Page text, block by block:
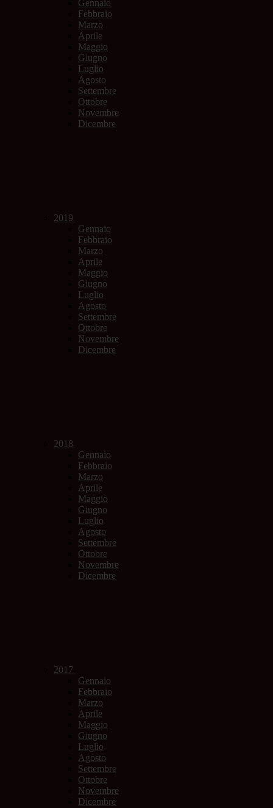
Gennaio
Febbraio
Marzo
Aprile
Maggio
Giugno
Luglio
Agosto
Settembre
Ottobre
Novembre
Dicembre
2019
Gennaio
Febbraio
Marzo
Aprile
Maggio
Giugno
Luglio
Agosto
Settembre
Ottobre
Novembre
Dicembre
2018
Gennaio
Febbraio
Marzo
Aprile
Maggio
Giugno
Luglio
Agosto
Settembre
Ottobre
Novembre
Dicembre
2017
Gennaio
Febbraio
Marzo
Aprile
Maggio
Giugno
Luglio
Agosto
Settembre
Ottobre
Novembre
Dicembre